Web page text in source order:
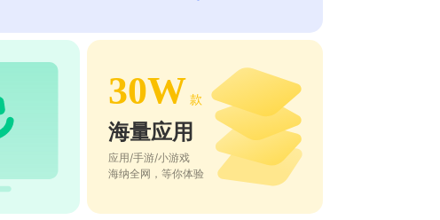
30W 款
海量应用
应用/手游/小游戏
海纳全网，等你体验